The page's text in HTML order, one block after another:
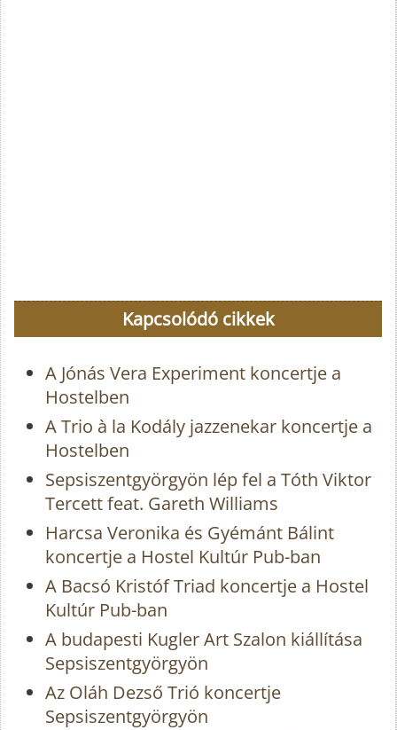
Kapcsolódó cikkek
A Jónás Vera Experiment koncertje a
Hostelben
A Trio à la Kodály jazzenekar koncertje a
Hostelben
Sepsiszentgyörgyön lép fel a Tóth Viktor
Tercett feat. Gareth Williams
Harcsa Veronika és Gyémánt Bálint
koncertje a Hostel Kultúr Pub-ban
A Bacsó Kristóf Triad koncertje a Hostel
Kultúr Pub-ban
A budapesti Kugler Art Szalon kiállítása
Sepsiszentgyörgyön
Az Oláh Dezső Trió koncertje
Sepsiszentgyörgyön